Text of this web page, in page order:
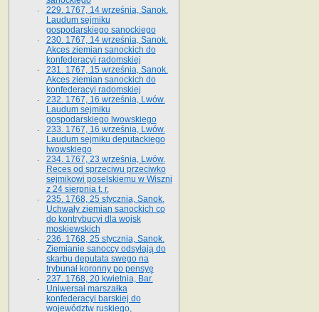
229. 1767, 14 września, Sanok.
Laudum sejmiku
gospodarskiego sanockiego
230. 1767, 14 września, Sanok.
Akces ziemian sanockich do
konfederacyi radomskiej
231. 1767, 15 września, Sanok.
Akces ziemian sanockich do
konfederacyi radomskiej
232. 1767, 16 września, Lwów.
Laudum sejmiku
gospodarskiego lwowskiego
233. 1767, 16 września, Lwów.
Laudum sejmiku deputackiego
lwowskiego
234. 1767, 23 września, Lwów.
Reces od sprzeciwu przeciwko
sejmikowi poselskiemu w Wiszni
z 24 sierpnia t. r.
235. 1768, 25 stycznia, Sanok.
Uchwały ziemian sanockich co
do kontrybucyi dla wojsk
moskiewskich
236. 1768, 25 stycznia, Sanok.
Ziemianie sanoccy odsyłają do
skarbu deputata swego na
trybunał koronny po pensyę
237. 1768, 20 kwietnia, Bar.
Uniwersał marszałka
konfederacyi barskiej do
województw ruskiego,